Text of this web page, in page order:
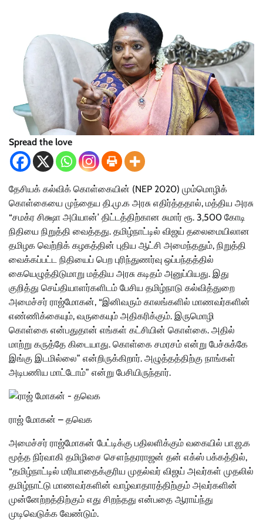
Spread the love
தேசியக் கல்விக் கொள்கையின் (NEP 2020) மும்மொழிக்
கொள்கையை முந்தைய தி.மு.க அரசு எதிர்த்ததால், மத்திய அரசு
“சமக்ர சிக்ஷா அபியான்’ திட்டத்திற்கான சுமார் ரூ. 3,500 கோடி
நிதியை நிறுத்தி வைத்தது. தமிழ்நாட்டில் விஜய் தலைமையிலான
தமிழக வெற்றிக் கழகத்தின் புதிய ஆட்சி அமைந்ததும், நிறுத்தி
வைக்கப்பட்ட நிதியைப் பெற புரிந்துணர்வு ஒப்பந்தத்தில்
கையெழுத்திடுமாறு மத்திய அரசு கடிதம் அனுப்பியது. இது
குறித்து செய்தியாளர்களிடம் பேசிய தமிழ்நாடு கல்வித்துறை
அமைச்சர் ராஜ்மோகன், “இனிவரும் காலங்களில் மாணவர்களின்
எண்ணிக்கையும், வருகையும் அதிகரிக்கும். இருமொழி
கொள்கை என்பதுதான் எங்கள் கட்சியின் கொள்கை. அதில்
மாற்று கருத்தே கிடையாது. கொள்கை சமரசம் என்று பேச்சுக்கே
இங்கு இடமில்லை” என்றிருக்கிறார். அழுத்தத்திற்கு நாங்கள்
அடிபணிய மாட்டோம்” என்று பேசியிருந்தார்.
ராஜ் மோகன் – தவெக
அமைச்சர் ராஜ்மோகன் பேட்டிக்கு பதிலளிக்கும் வகையில் பா.ஜ.க
மூத்த நிர்வாகி தமிழிசை சௌந்தரராஜன் தன் எக்ஸ் பக்கத்தில்,
“தமிழ்நாட்டில் மரியாதைக்குரிய முதல்வர் விஜய் அவர்கள் முதலில்
தமிழ்நாட்டு மாணவர்களின் வாழ்வாதாரத்திற்கும் அவர்களின்
முன்னேற்றத்திற்கும் எது சிறந்தது என்பதை ஆராய்ந்து
முடிவெடுக்க வேண்டும்.